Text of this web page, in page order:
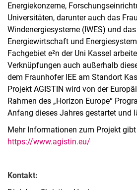
Energiekonzerne,
Universitäten, darunter auch das
Windenergiesysteme (IWES) und
Energiewirtschaft und
Fachgebiet e²n der Uni Kassel
Verknüpfungen auch außerhalb
dem Fraunhofer IEE am Standort
Projekt AGISTIN wird von der
Rahmen des „Horizon Europe“
Anfang dieses Jahres gestartet und
Mehr Informationen zum Projekt
https://www.agistin.eu/
Kontakt: